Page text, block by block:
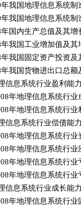
年我国地理信息系统
年我国地理信息系统
年国内生产总值及其增
年我国工业增加值及其
年我国固定资产投资及
年我国货物进出口总额
信息系统行业盈利能
年地理信息系统行
年地理信息系统行
信息系统行业偿债能
年地理信息系统行
年地理信息系统行
年地理信息系统行
年地理信息系统行
信息系统行业成长能
年地理信息系统行